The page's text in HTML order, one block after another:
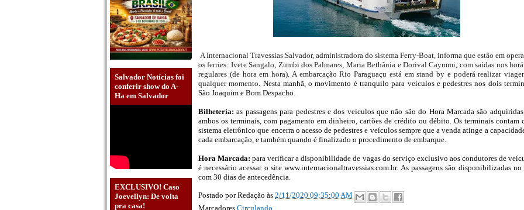
Salvador Notícias foi
conferir show do A-
Ha em Salvador
EXCLUSIVO! Caso
Joevellyn: De volta
pra casa!
A Internacional Travessias Salvador, administradora do sistema Ferry-Boat, informa que estão em
os ferries: Ivete Sangalo, Zumbi dos Palmares, Maria Bethânia e Dorival Caymmi, com saídas nos
regulares (de hora em hora). A embarcação Rio Paraguaçu está em stand by e poderá realizar
qualquer momento. Nesta manhã, o movimento é tranquilo para veículos e pedestres nos dois
São Joaquim e Bom Despacho.
Bilheteria: as passagens para pedestres e dos veículos que não são do Hora Marcada são
ambos os terminais, com pagamento em dinheiro, cartões de crédito ou débito. Os terminais contam
sistema eletrônico que encerra o acesso de pedestres e veículos sempre que a venda atinge a
cada embarcação, e também quando é finalizado o procedimento de embarque.
Hora Marcada: para verificar a disponibilidade de vagas do serviço exclusivo aos condutores de
é necessário acessar o site www.internacionaltravessias.com.br. As passagens são disponibilizadas no
com 30 dias de antecedência.
Postado porRedação às 2/11/2020 09:35:00 AM
Marcadores Circulando